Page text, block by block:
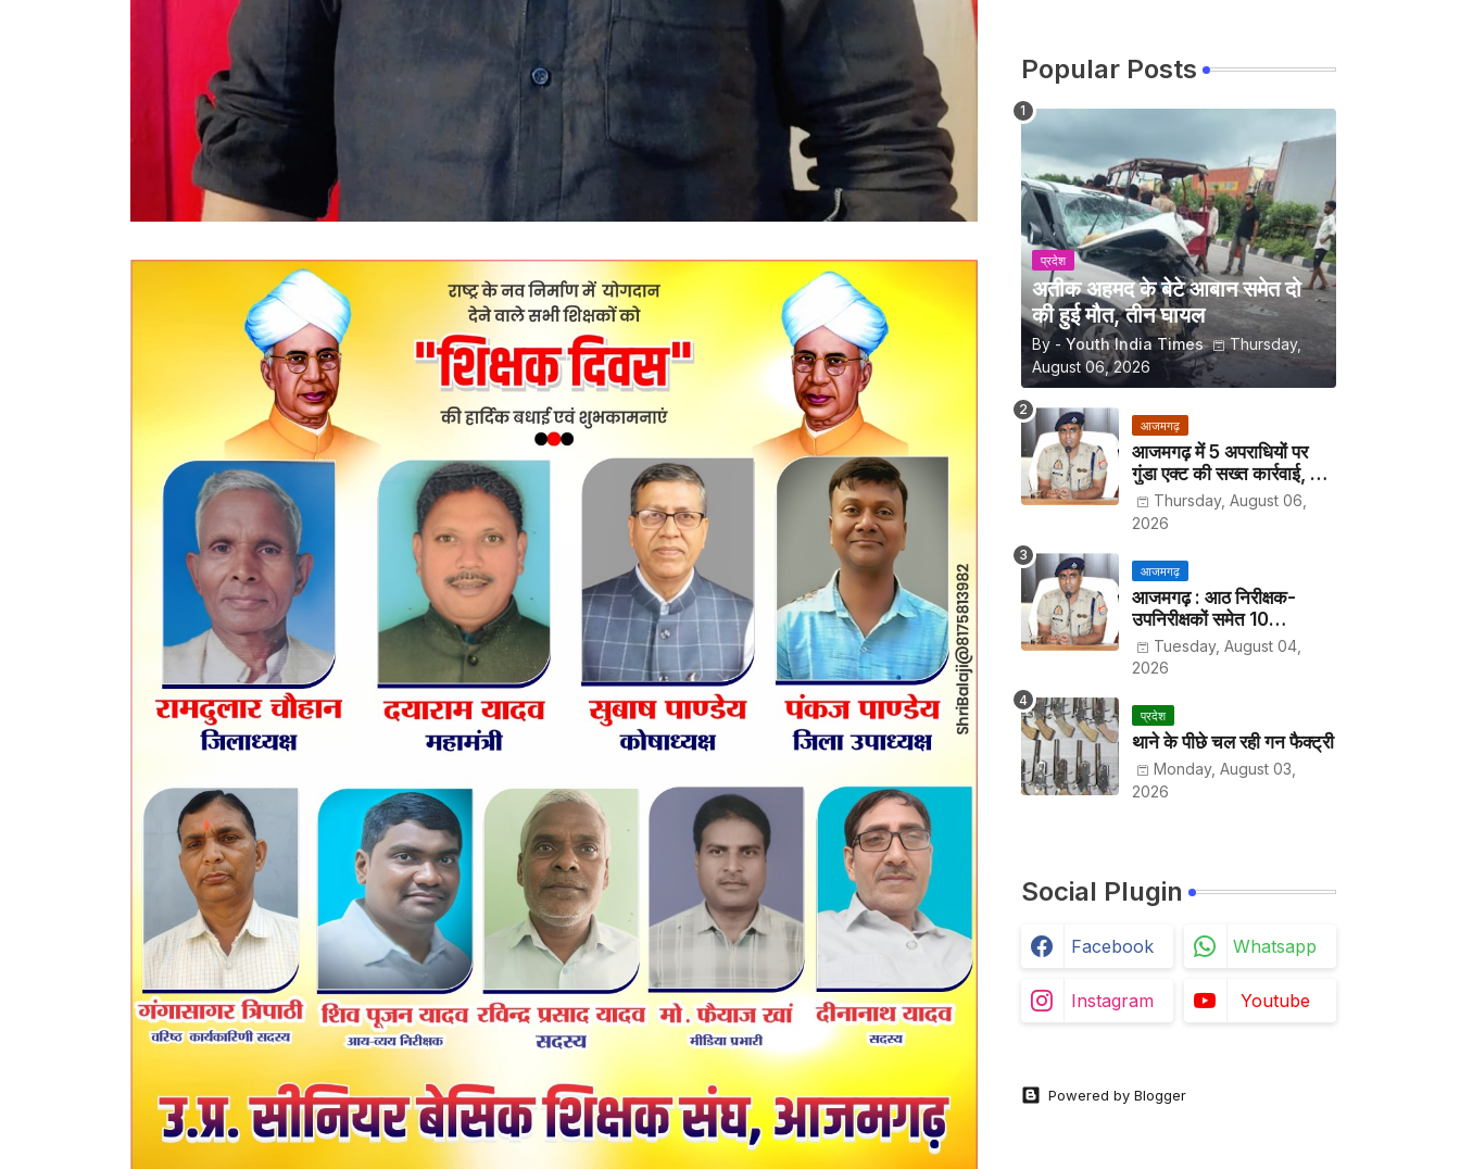
Popular Posts
प्रदेश
अतीक अहमद के बेटे आबान समेत दो
की हुई मौत, तीन घायल
By - Youth India Times
Thursday,
August 06, 2026
आजमगढ़
आजमगढ़ में 5 अपराधियों पर
गुंडा एक्ट की सख्त कार्रवाई, अब
हर पखवाड़े थाने में लगानी होगी
हाजिरी
Thursday, August 06,
2026
आजमगढ़
आजमगढ़ : आठ निरीक्षक-
उपनिरीक्षकों समेत 10
अधिकारियों के तबादले
Tuesday, August 04,
2026
प्रदेश
थाने के पीछे चल रही गन फैक्ट्री
Monday, August 03,
2026
Social Plugin
Facebook Whatsapp
Instagram Youtube
Powered by Blogger